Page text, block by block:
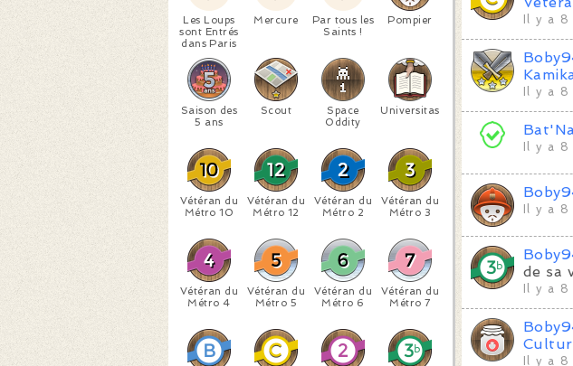
Les Loups
sont Entrés
dans Paris
Mercure
Par tous les
Saints !
Pompier
Saison des
5 ans
Scout
Space
Oddity
Universitas
Vétéran du
Métro 10
Vétéran du
Métro 12
Vétéran du
Métro 2
Vétéran du
Métro 3
Vétéran du
Métro 4
Vétéran du
Métro 5
Vétéran du
Métro 6
Vétéran du
Métro 7
Il y a 8
Il y a 8
Il y a 8
Il y a 8
de sa
Il y a 8
Il y a 8